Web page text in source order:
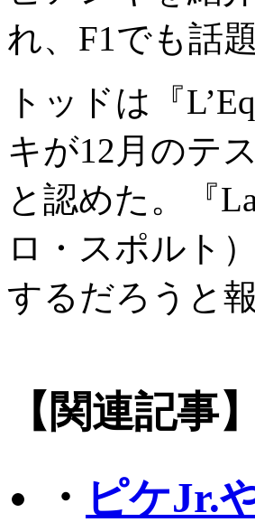
れ、F1でも話
トッドは『
キが12月のテ
と認めた。『
ロ・スポルト
するだろうと
【関連記事】
・ ピケJr.